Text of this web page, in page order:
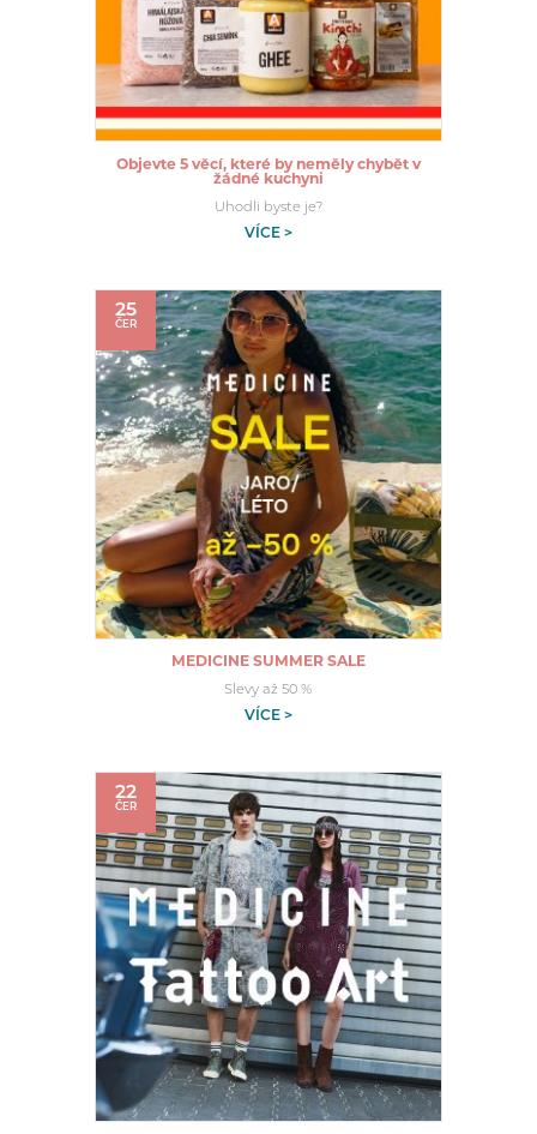
Objevte 5 věcí, které by neměly chybět v
žádné kuchyni
Uhodli byste je?
VÍCE >
25
ČER
MEDICINE SUMMER SALE
Slevy až 50 %
VÍCE >
22
ČER